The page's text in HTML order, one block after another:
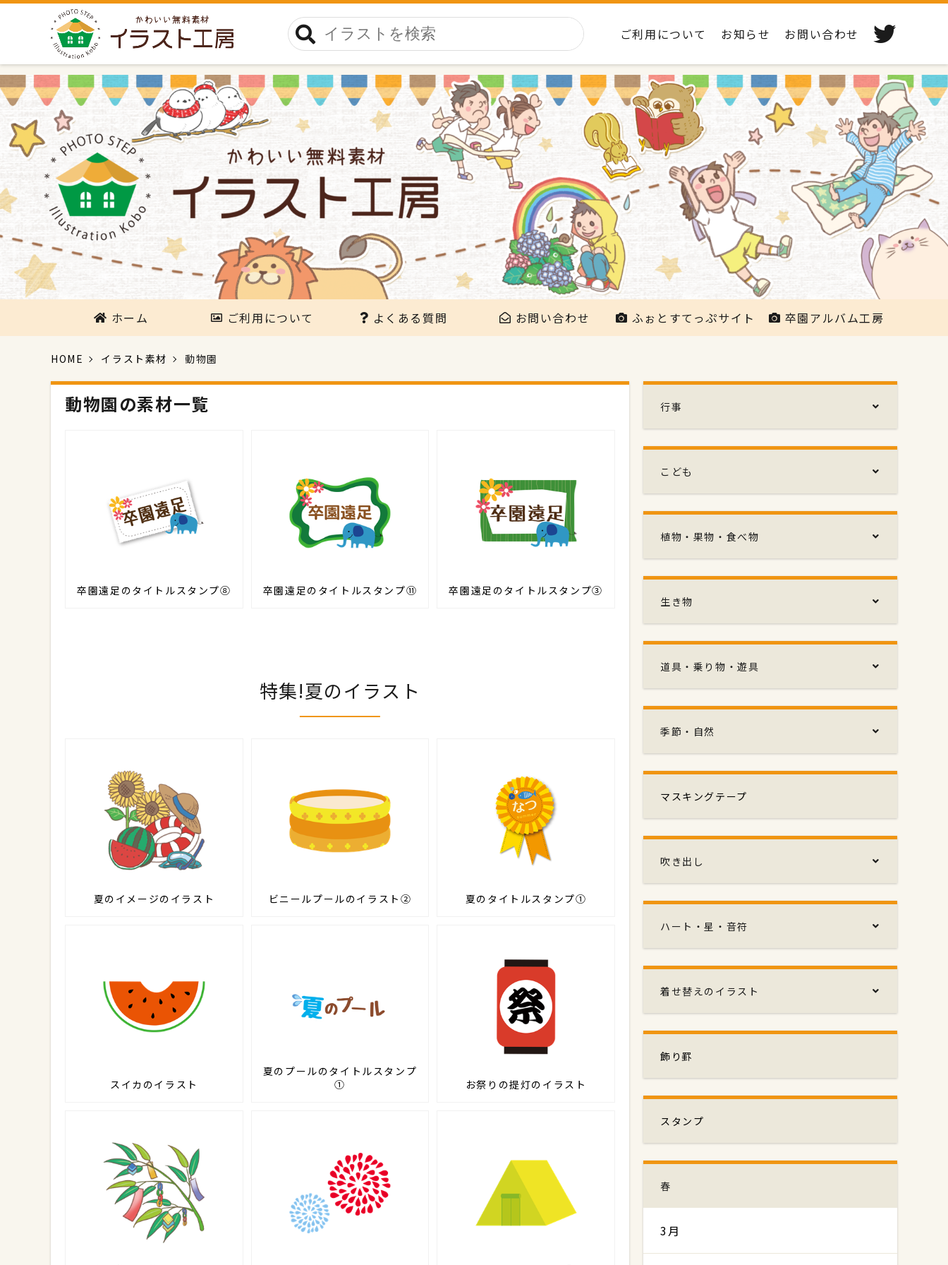
ご利用について お知らせ お問い合わせ
ホーム ご利用について よくある質問 お問い合わせ ふぉとすてっぷサイト 卒園アルバム工房
HOME イラスト素材 動物園
動物園の素材一覧
卒園遠足のタイトルスタンプ⑧ 卒園遠足のタイトルスタンプ⑪ 卒園遠足のタイトルスタンプ③
特集!夏のイラスト
夏のイメージのイラスト ビニールプールのイラスト② 夏のタイトルスタンプ①
スイカのイラスト
夏のプールのタイトルスタンプ
①
お祭りの提灯のイラスト
行事
こども
植物・果物・食べ物
生き物
道具・乗り物・遊具
季節・自然
マスキングテープ
吹き出し
ハート・星・音符
着せ替えのイラスト
飾り罫
スタンプ
春
3月